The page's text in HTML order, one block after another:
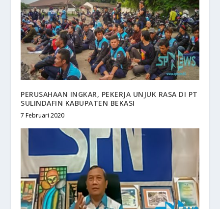
PERUSAHAAN INGKAR, PEKERJA UNJUK RASA DI PT
SULINDAFIN KABUPATEN BEKASI
7 Februari 2020